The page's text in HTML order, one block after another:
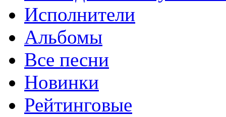
Исполнители
Альбомы
Все песни
Новинки
Рейтинговые